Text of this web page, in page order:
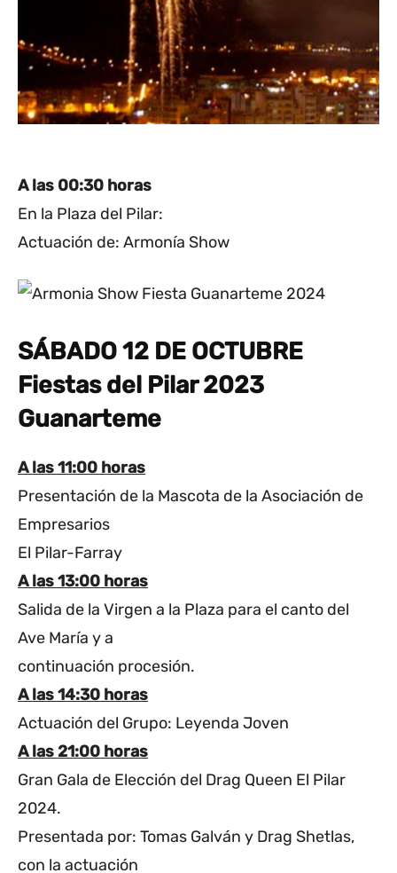
A las 00:30 horas
En la Plaza del Pilar:
Actuación de: Armonía Show
SÁBADO 12 DE OCTUBRE
Fiestas del Pilar 2023
Guanarteme
A las 11:00 horas
Presentación de la Mascota de la Asociación de
Empresarios
El Pilar-Farray
A las 13:00 horas
Salida de la Virgen a la Plaza para el canto del
Ave María y a
continuación procesión.
A las 14:30 horas
Actuación del Grupo: Leyenda Joven
A las 21:00 horas
Gran Gala de Elección del Drag Queen El Pilar
2024.
Presentada por: Tomas Galván y Drag Shetlas,
con la actuación